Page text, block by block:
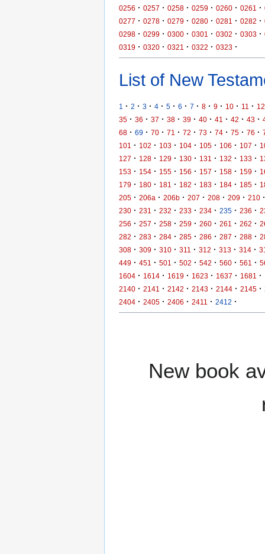
0256 · 0257 · 0258 · 0259 · 0260 · 0261 ·
0277 · 0278 · 0279 · 0280 · 0281 · 0282 ·
0298 · 0299 · 0300 · 0301 · 0302 · 0303 ·
0319 · 0320 · 0321 · 0322 · 0323 ·
List of New
1 · 2 · 3 · 4 · 5 · 6 · 7 · 8 · 9 · 10 · 11 · 12
35 · 36 · 37 · 38 · 39 · 40 · 41 · 42 · 43 ·
68 · 69 · 70 · 71 · 72 · 73 · 74 · 75 · 76 ·
101
· 102 · 103 · 104 · 105 · 106 · 107 ·
127 · 128 · 129 · 130 · 131 · 132 · 133 ·
153 · 154 · 155 · 156 · 157 · 158 · 159 ·
179 · 180 · 181 · 182 · 183 · 184 · 185 ·
205 · 206a · 206b · 207 · 208 · 209 · 210 ·
230 · 231 · 232 · 233 · 234 · 235 · 236 ·
256 · 257 · 258 · 259 · 260 · 261 · 262 ·
282 · 283 · 284 · 285 · 286 · 287 · 288 ·
308 · 309 · 310 · 311 · 312 · 313 · 314 ·
449 · 451 · 501 · 502 · 542 · 560 · 561 ·
1604 · 1614 · 1619 · 1623 · 1637 · 1681 ·
2140 · 2141 · 2142 · 2143 · 2144 · 2145 ·
2404 · 2405 · 2406 · 2411 · 2412 ·
New book